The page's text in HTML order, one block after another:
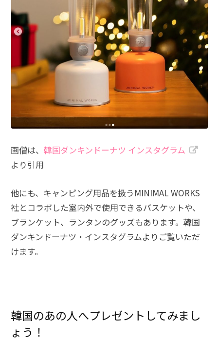
画僧は、 韓国ダンキンドーナツ インスタグラム
より引用
他にも、キャンピング用品を扱うMINIMAL WORKS
社とコラボした室内外で使用できるバスケットや、
ブランケット、ランタンのグッズもあります。韓国
ダンキンドーナツ・インスタグラムよりご覧いただ
けます。
韓国のあの人へプレゼントしてみまし
ょう！